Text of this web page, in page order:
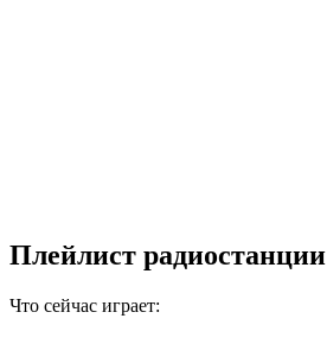
Плейлист радиостанции
Что сейчас играет: